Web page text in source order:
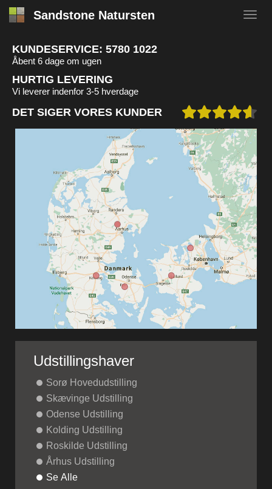
Sandstone Natursten
KUNDESERVICE: 5780 1022
Åbent 6 dage om ugen
HURTIG LEVERING
Vi leverer indenfor 3-5 hverdage
DET SIGER VORES KUNDER
Udstillingshaver
Sorø Hovedudstilling
Skævinge Udstilling
Odense Udstilling
Kolding Udstilling
Roskilde Udstilling
Århus Udstilling
Se Alle